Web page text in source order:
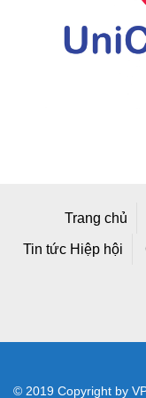
Trang chủ
Tin tức Hiệp hội
© 2019 Copyright by